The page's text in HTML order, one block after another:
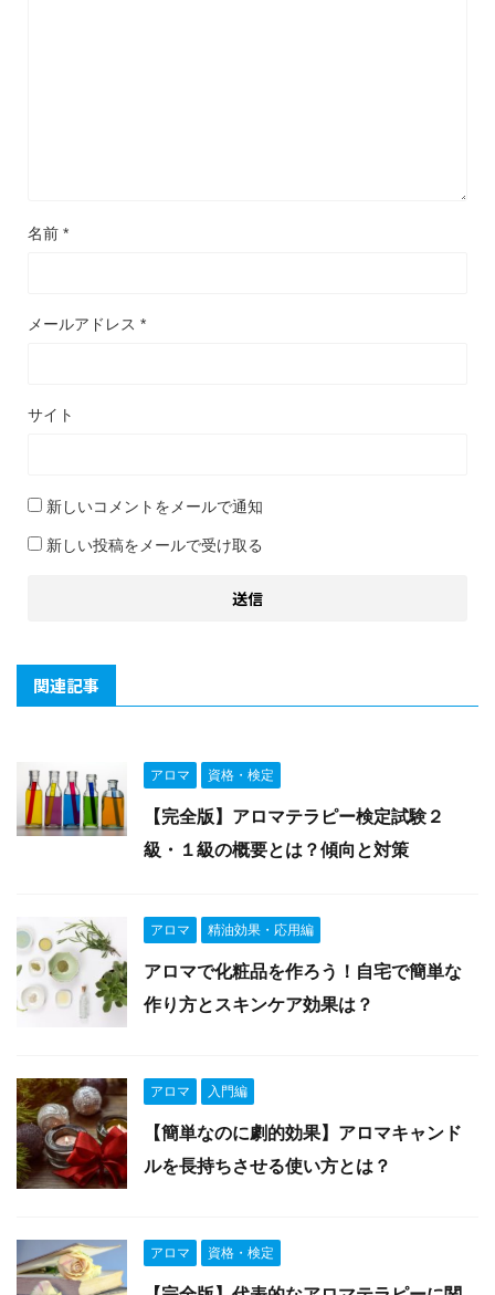
名前 *
メールアドレス *
サイト
新しいコメントをメールで通知
新しい投稿をメールで受け取る
関連記事
アロマ 資格・検定
【完全版】アロマテラピー検定試験２
級・１級の概要とは？傾向と対策
アロマ 精油効果・応用編
アロマで化粧品を作ろう！自宅で簡単な
作り方とスキンケア効果は？
アロマ 入門編
【簡単なのに劇的効果】アロマキャンド
ルを長持ちさせる使い方とは？
アロマ 資格・検定